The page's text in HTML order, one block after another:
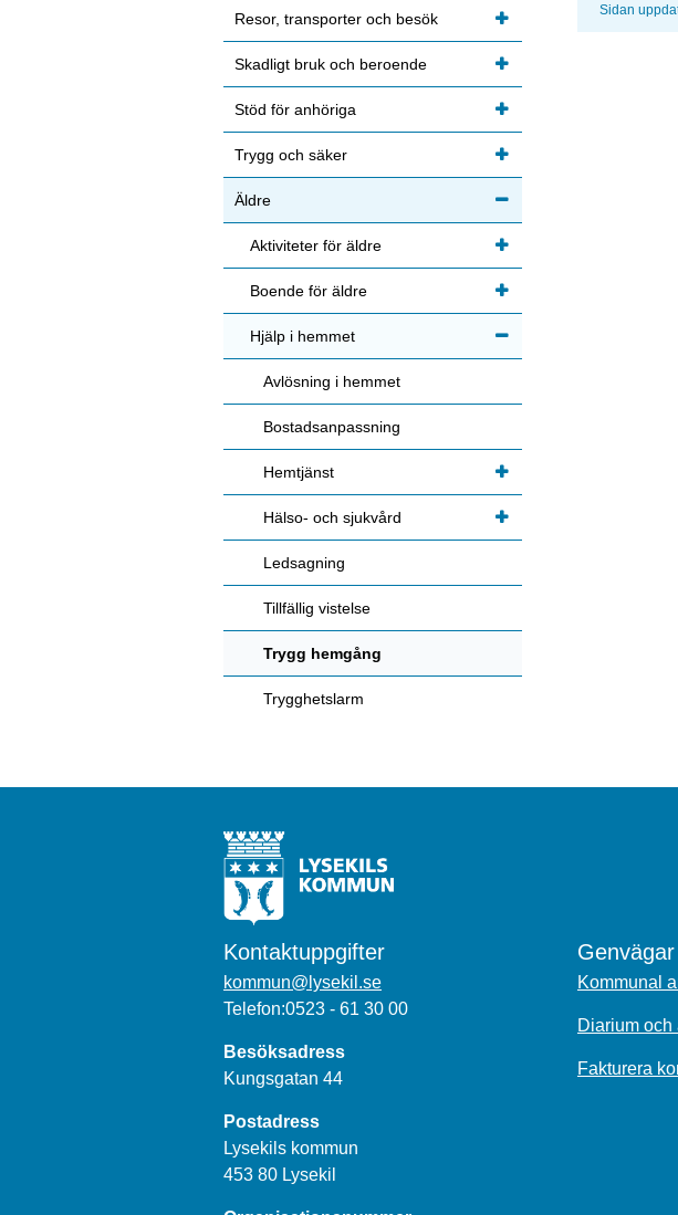
Sidan
Resor, transporter och besök
Skadligt bruk och beroende
Stöd för anhöriga
Trygg och säker
Äldre
Aktiviteter för äldre
Boende för äldre
Hjälp i hemmet
Avlösning i hemmet
Bostadsanpassning
Hemtjänst
Hälso- och sjukvård
Ledsagning
Tillfällig vistelse
Trygg hemgång
Trygghetslarm
Kontaktuppgifter
kommun@lysekil.se
Telefon:0523 - 61 30 00
Besöksadress
Kungsgatan 44
Postadress
Lysekils kommun
453 80 Lysekil
Genvägar
Kommunal
Diarium och
Fakturera